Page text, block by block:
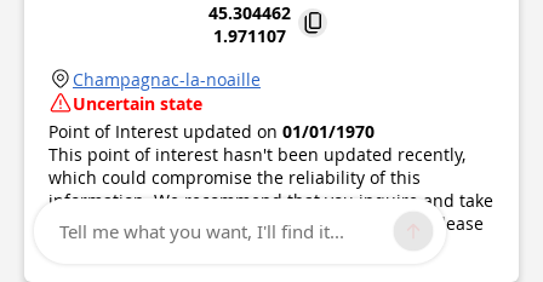
45.304462
1.971107
Champagnac-la-noaille
Uncertain state
Point of Interest updated on 01/01/1970
This point of interest hasn't been updated recently,
which could compromise the reliability of this
information. We recommend that you inquire and take
all necessary precautions. If you're the author, please
verify your information.
Tell me what you want, I'll find it...